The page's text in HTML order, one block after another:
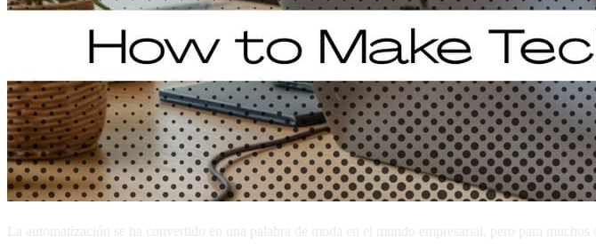
La automatización se ha convertido en una palabra de moda en el mundo empresarial, pero para